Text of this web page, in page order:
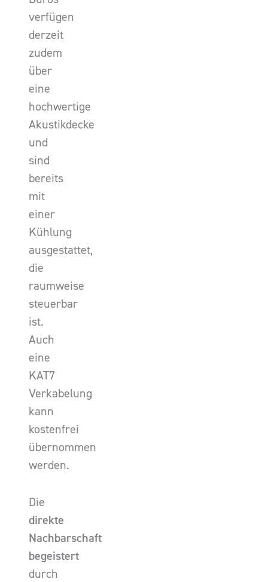
verfügen
derzeit
zudem
über
eine
hochwertige
Akustikdecke
und
sind
bereits
mit
einer
Kühlung
ausgestattet,
die
raumweise
steuerbar
ist.
Auch
eine
KAT7
Verkabelung
kann
kostenfrei
übernommen
werden.
Die
direkte
Nachbarschaft
begeistert
durch